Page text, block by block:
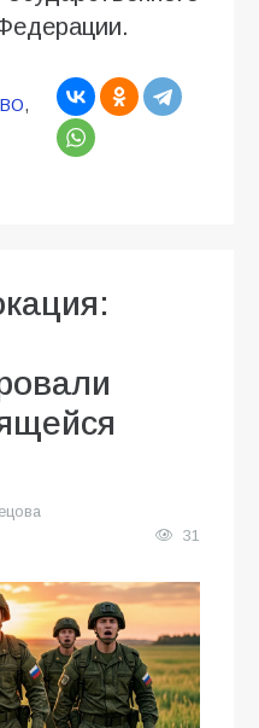
,
31